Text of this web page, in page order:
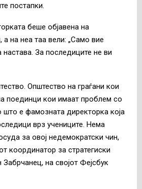
постапки.
беше објавена на
а на неа таа вели: „Само вие
настава. За последиците не ви
Општество на граѓани кои
поединци кои имаат проблем со
што е фамозната директорка која
врз учениците. Нема
за овој недемократски чин,
координатор за стратегиски
на својот Фејсбук